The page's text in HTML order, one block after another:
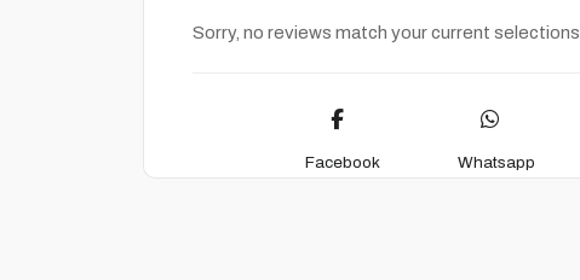
Sorry, no reviews match your current selections
Facebook Whatsapp